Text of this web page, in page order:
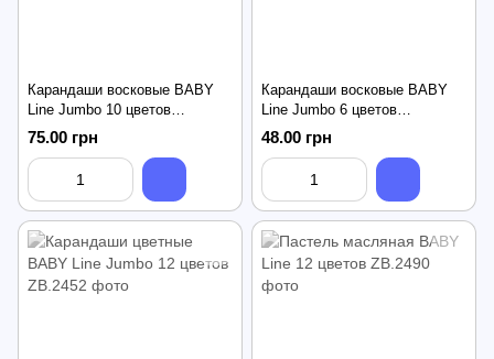
Карандаши восковые BABY
Line Jumbo 10 цветов
треугольные
75.00 грн
Карандаши восковые BABY
Line Jumbo 6 цветов
треугольные
48.00 грн